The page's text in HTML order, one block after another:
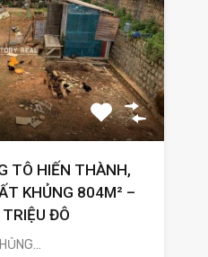
TÔ HIẾN THÀNH,
KHỦNG 804M² –
ĐÔ